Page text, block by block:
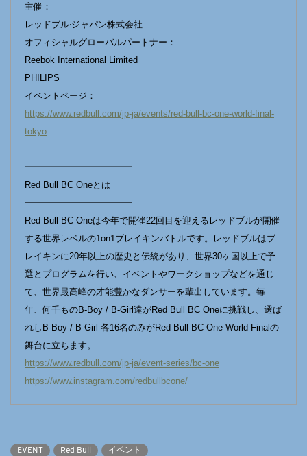
主催：
レッドブル‧ジャパン株式会社
オフィシャルグローバルパートナー：
Reebok International Limited
PHILIPS
イベントページ：
https://www.redbull.com/jp-ja/events/red-bull-bc-one-world-final-
tokyo
━━━━━━━━━━━━
Red Bull BC Oneとは
━━━━━━━━━━━━
Red Bull BC Oneは今年で開催22回⽬を迎えるレッドブルが開催
する世界レベルの1on1ブレイキンバトルです。レッドブルはブ
レイキンに20年以上の歴史と伝統があり、世界30ヶ国以上で予
選とプログラムを⾏い、イベントやワークショップなどを通じ
て、世界最⾼峰の才能豊かなダンサーを輩出しています。毎
年、何千ものB-Boy / B-Girl達がRed Bull BC Oneに挑戦し、選ば
れしB-Boy / B-Girl 各16名のみがRed Bull BC One World Finalの
舞台に⽴ちます。
https://www.redbull.com/jp-ja/event-series/bc-one
https://www.instagram.com/redbullbcone/
EVENT Red Bull イベント